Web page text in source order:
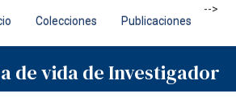
Colecciones Publicaciones
-->
de vida de Investigador